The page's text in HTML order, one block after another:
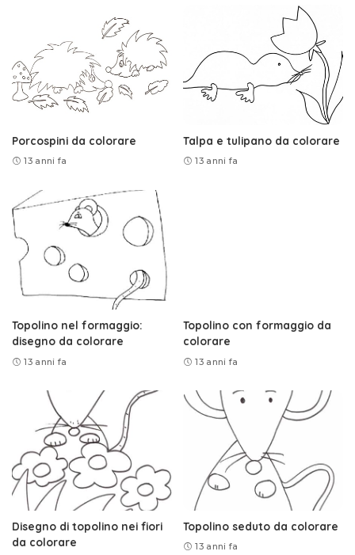
Porcospini da colorare
13 anni fa
Talpa e tulipano da colorare
13 anni fa
Topolino nel formaggio:
disegno da colorare
13 anni fa
Topolino con formaggio da
colorare
13 anni fa
Disegno di topolino nei fiori
da colorare
Topolino seduto da colorare
13 anni fa